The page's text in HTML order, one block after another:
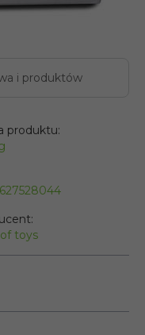
i produktów
produktu:
toys